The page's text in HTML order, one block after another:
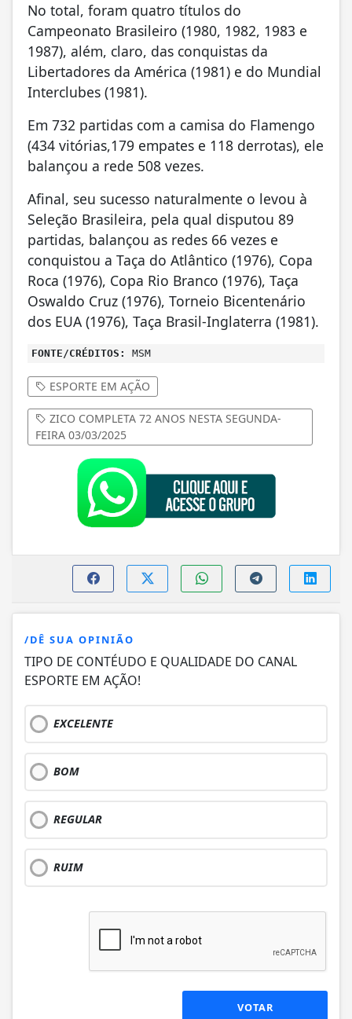
No total, foram quatro títulos do
Campeonato Brasileiro (1980, 1982, 1983 e
1987), além, claro, das conquistas da
Libertadores da América (1981) e do Mundial
Interclubes (1981).
Em 732 partidas com a camisa do Flamengo
(434 vitórias,179 empates e 118 derrotas), ele
balançou a rede 508 vezes.
Afinal, seu sucesso naturalmente o levou à
Seleção Brasileira, pela qual disputou 89
partidas, balançou as redes 66 vezes e
conquistou a Taça do Atlântico (1976), Copa
Roca (1976), Copa Rio Branco (1976), Taça
Oswaldo Cruz (1976), Torneio Bicentenário
dos EUA (1976), Taça Brasil-Inglaterra (1981).
FONTE/CRÉDITOS: MSM
ESPORTE EM AÇÃO
ZICO COMPLETA 72 ANOS NESTA SEGUNDA-
FEIRA 03/03/2025
/DÊ SUA OPINIÃO
TIPO DE CONTÉUDO E QUALIDADE DO CANAL
ESPORTE EM AÇÃO!
EXCELENTE
BOM
REGULAR
RUIM
VOTAR